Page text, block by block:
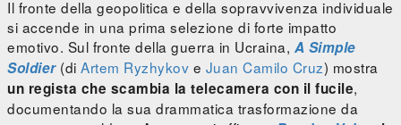
Il fronte della geopolitica e della sopravvivenza individuale
si accende in una prima selezione di forte impatto
emotivo. Sul fronte della guerra in Ucraina, A Simple
Soldier(di Artem Ryzhykov e Juan Camilo Cruz) mostra
un regista che scambia la telecamera con il fucile,
documentando la sua drammatica trasformazione da